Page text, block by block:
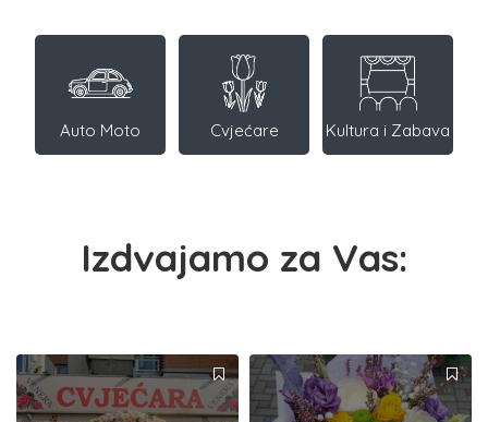
Auto Moto Cvjećare Kultura i Zabava
Izdvajamo za Vas: